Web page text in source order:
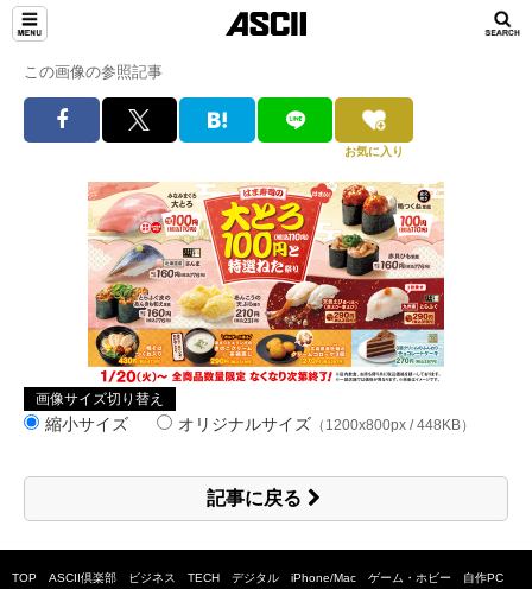
この画像の参照記事
お気に入り
画像サイズ切り替え
縮小サイズ オリジナルサイズ （1200x800px / 448KB）
記事に戻る
TOP ASCII倶楽部 ビジネス TECH デジタル iPhone/Mac ゲーム・ホビー 自作PC